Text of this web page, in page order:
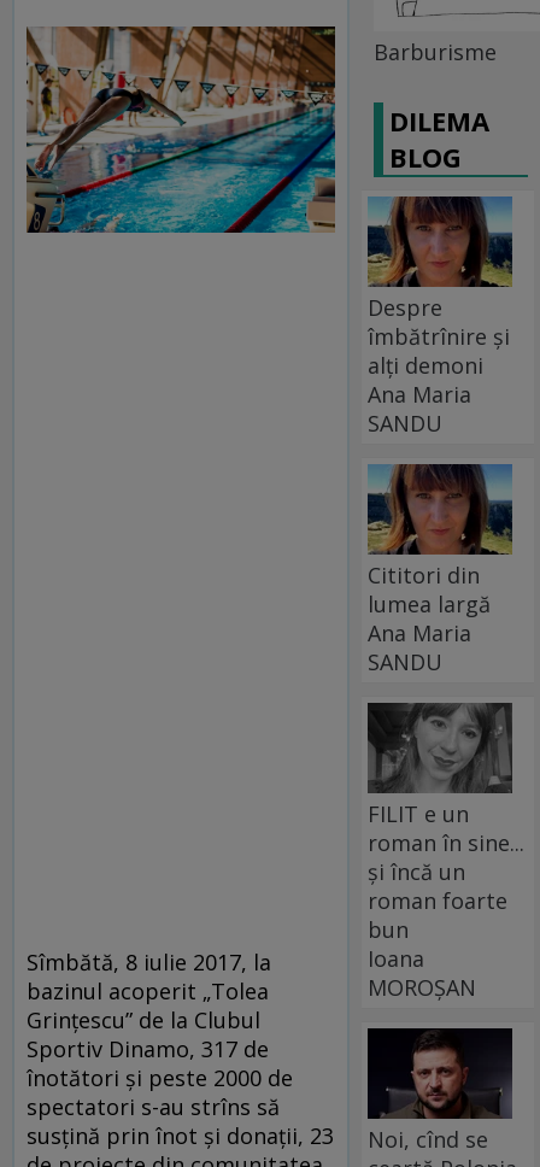
Sîmbătă, 8 iulie 2017, la
bazinul acoperit „Tolea
Grințescu” de la Clubul
Sportiv Dinamo, 317 de
înotători şi peste 2000 de
spectatori s-au strîns să
susţină prin înot și donații, 23
Barburisme
DILEMA
BLOG
Despre
îmbătrînire și
alți demoni
Ana Maria
SANDU
Cititori din
lumea largă
Ana Maria
SANDU
FILIT e un
roman în sine...
și încă un
roman foarte
bun
Ioana
MOROȘAN
Noi, cînd se